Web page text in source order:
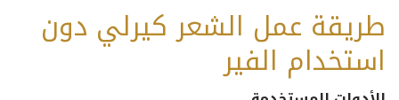
طريقة عمل الشعر كيرلي دون
استخدام الفير